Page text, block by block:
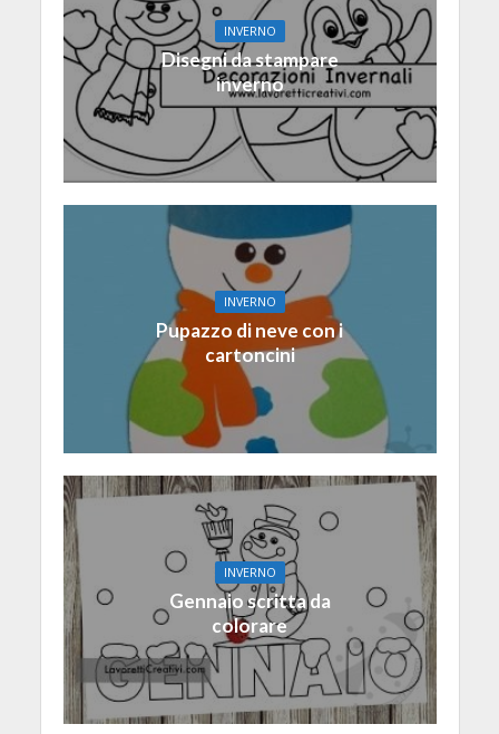
INVERNO
Disegni da stampare
inverno
INVERNO
Pupazzo di neve con i
cartoncini
INVERNO
Gennaio scritta da
colorare